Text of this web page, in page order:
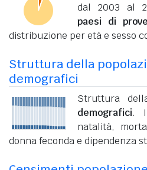
dal 2003 al
paesi di
distribuzione per età e sesso
Struttura della
demografici
Struttura
demografici.
natalità,
donna feconda e dipendenza